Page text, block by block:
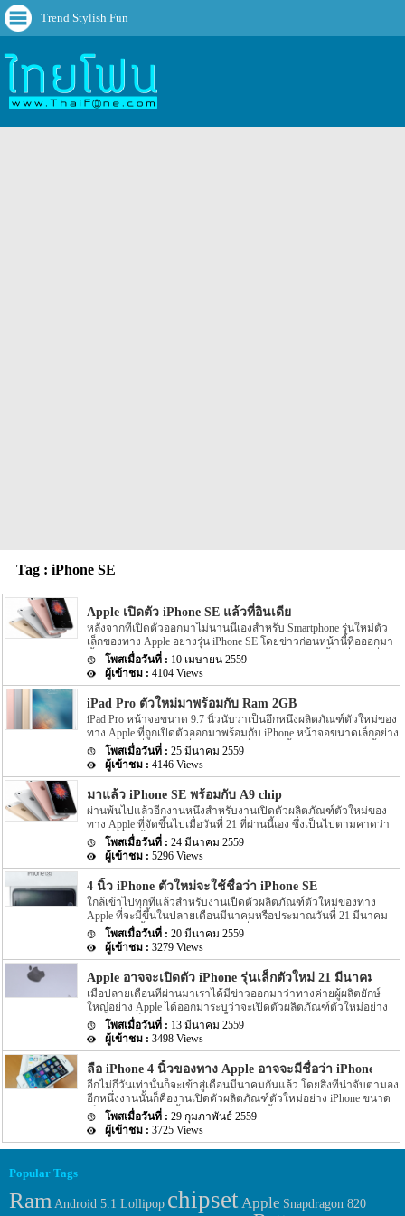
Trend Stylish Fun
Tag : iPhone SE
Apple เปิดตัว iPhone SE แล้วที่อินเดีย
หลังจากที่เปิดตัวออกมาไม่นานนี้เองสำหรับ Smartphone รุ่นใหม่ตัว
เล็กของทาง Apple อย่างรุ่น iPhone SE โดยข่าวก่อนหน้านี้ที่อออกมา
นั้นได้ระบุว่า กำหนดวางจำหน่าย iPhone SE รุ่นใหม่นี้จะเริ่มต้นที่
ประเทศอินเดียวเป็นประเทศแรก โดยกำหนดดังกล่าวก็ถือว่าตรงกับ
ตามที่ทาง Apple นั้นได้ระบุออกมาอย่างแน่ชัด โดยล่าสุดนั้น iPhone
SE รุ่นใหม่นี้ได้ถูกเปิดตัวเข้ามาที่ประเทศอินเดียอย่างเป็นทางการ
แล้ว สำหรับการสั่งซื้อ iPhone SE รุ่นใหม่นี้นั้นจะมีลูกค้าสามารถสั่งซื้อ
ทั้งที่เป็นการสั่งซื้อแบบ offline และ online โดยการสั่งซื้อแบบ online
นั้นจะเป็นการสั่งซื้อผ่านทาง 2 เว็บไซต์ตัวแทนจำหน่ายของประเทศ
อินเดียอย่าง Flipkart และ Infibeam นั้นเอง สำหรับราคาของตัวเครื่อง
นั้นจะมีราคาอยู่ที่ INR 39,000 ($585) หรือประมาณ 20,475 สำหรับรุ่น
ขนาดพื้นที่ภายในตัวเครื่องขนาด 16GB และราคาของตัวเครื่อง
ประมาณ INR 49,000 ($735) หรือแประมาณ 25,725 สำหรับรุ่นขนาด
พื้นที่ภายในตัวเครื่องขนาด 64GB สำหรับสีของตัวเครื่องจะมีให้เลือก
4 สีอย่าง […]
10 เมษายน 2559
4104 Views
iPad Pro ตัวใหม่มาพร้อมกับ Ram 2GB
iPad Pro หน้าจอขนาด 9.7 นิ้วนับว่าเป็นอึกหนึ่งผลิตภัณฑ์ตัวใหม่ของ
ทาง Apple ที่ถูกเปิดตัวออกมาพร้อมกับ iPhone หน้าจอขนาดเล็กอย่าง
iPhone SE เมื่องานวันที่ 21 มีนาคมที่ผ่านมานี้เอง โดยก่อนหน้านี้ได้มี
ข่าวต่างๆ เกี่ยวกับ iPad Pro รุ่นใหม่หน้าจอ 9.7 นิ้วตัวนี้ออกมา
มากมาย โดยข่าวต่างๆ นั้นก็เชื่อได้บ้าง ไม่ได้บ้าง แต่วันนี้เราจะพา
เพื่อนๆ ไปสรุป Spec ของ iPad Pro หน้าจอขนาด 9.7 นิ้ว ตัวใหม่นี้อย่าง
เป็นทางการกันนั้นเอง สำหรับ Spec ของ iPad Pro ตัวใหม่นี้จะมาพร้อม
กับหน้าจอขนาด 9.7 นิ้ว ซึ่งมีขนาดเล็กกว่ารุ่นก่อนหน้าอยู่ไม่มากนัก
โดยการแสดงผลของหน้าจอของ iPad Pro หน้าจอขนาด 9.7 นิ้วตัว
ใหม่นี้จะมาพร้อมกับการแสดงผลที่เป็นแบบ True Tone display ซึ่งให้
ความละเอียดของหน้าจอในการแสดงผลอยู่ที่ 2048 x […]
25 มีนาคม 2559
4146 Views
มาแล้ว iPhone SE พร้อมกับ A9 chip
ผ่านพ้นไปแล้วอีกงานหนึ่งสำหรับงานเปิดตัวผลิตภัณฑ์ตัวใหม่ของ
ทาง Apple ที่จัดขึ้นไปเมื่อวันที่ 21 ที่ผ่านนี้เอง ซึ่งเป็นไปตามคาดว่า
ทาง Apple นั้นเปิด 2 ผลิตภัณฑ์ตัวใหม่ออกมาอย่าง iPhone หน้าจอ
เล็กรุ่นใหม่นามว่า iPhone SE และ iPad รุ่นใหม่หน้าจอเล็กอย่าง iPad
Pro รุ่นหน้าจอ 9.7 นิ้วนั้นเอง แต่ในงานดังกล่าวผลิตภัณฑ์อย่าง
iPhone SE นั้นถือว่าเป็นรุ่นที่หลายๆ คนนั้นจับตามองเป็นอย่างมาก
เพราะก่อนหน้านี้มีข่าวต่างๆ เกี่ยวกับ iPhone SE หลุดออกมาหลายต่อ
หลายข่าวมาก ซึ่งก็มีทั้งเชื่อได้และเป็นข่าวลือบ้าง แต่ตอนนี้ iPhone
SE นี้ถูกเปิดตัวออกมาแล้วพร้อมกับ Spec แบบเต็มรูปแบบ โดยมีราย
ละเอียดดังนี้ สำหรับลักษณะการออกแบบของตัวเครื่องนั้นถือว่าเป็น
ข่าวที่หลุดออกมาหลายข่าวมากบ้างก็บอกว่าตัวเครื่องจะมีลักษณะที่
คล้ายกับรุ่นล่าสุดอย่าง iPhone 6 หรือ iPhone 6S บ้าง แต่ตัวเครื่องนั้น
มีลักษณะการออกแบบที่คล้ายกับ iPhone 5 และ 5s มาก เพียงแต่ Spec
ภายในตัวเครื่องมีการเปลี่ยนแปลงเท่านั้น […]
24 มีนาคม 2559
5296 Views
4 นิ้ว iPhone ตัวใหม่จะใช้ชื่อว่า iPhone SE
ใกล้เข้าไปทุกทีแล้วสำหรับงานเปืดตัวผลิตภัณฑ์ตัวใหม่ของทาง
Apple ที่จะมีขึ้นในปลายเดือนมีนาคมหรือประมาณวันที่ 21 มีนาคม
หรือวันพรุ่งนี้ตามเวลาในเมืองไทยนั่นเอง โดยงานดังกล่าวทาง Apple
นั้นจะเปิดตัว iPhone รุ่นเล็กหน้าจอ 4 นิ้วตัวใหม่พร้อมกับ iPad Pro
ขนาดเล็กกว่าเดิมเวอร์ชั่นใหม่ออกมานั่นเอง ซึ่งใกล้วันเปิดตัวเข้าไป
ทุกทีนั้นข่าวต่างๆ ก็อกมาให้เราสับสนกันทุกวัน โดยล่าสุดนั้นได้มีข่าว
ของ 4 นิ้ว iPhone ตัวใหม่ ออกมาให้เราทราบรายละเอียดกันอีกครั้ง
แล้ว สำหรับข่าวของ 4 นิ้ว iPhone ตัวใหม่นั้นได้ระบุว่าชื่อที่ใช้เรียกตัว
เครื่องว่า iPhone SE โดยก่อนหน้านี้ก็มีข่าวออกมาว่าชื่อรุ่นนั้นจะเป็น
iPhone 5se โดยข่าวดังกล่าวถือว่าเป็นที่น่าเชื่อถือได้เพราะชื่อ
codename นั้นไม่ได้ถูกเปิดเผยออกมาเพียงแค่คำพูดแต่เป็นรูป Spec
ของตัวเครื่อง โดยตรงเลยนั้นเอง จากรูปเราจะพบว่า Spec ของตัว
เครื่องระบุว่ามีขนาดพื้นที่ขนาด 16GB ซึ่งจะมีความแตกต่างจาก
iPhone รุ่นเล็กก่อนหน้าอย่าง iPhone 5c ที่มีขนาดพื้นที่เริ่มต้นที่ 8GB
เท่านั้น แต่หลายๆ สื่อต่างก็สงสัยกันว่าขนาดพื้นที่ของตัวเครื่องที่ให้
เลือกนั้นจะมีขนาด 32GB […]
20 มีนาคม 2559
3279 Views
Apple อาจจะเปิดตัว iPhone รุ่นเล็กตัวใหม่ 21 มีนาคมนี้
เมื่อปลายเดือนที่ผ่านมาเราได้มีข่าวออกมาว่าทางค่ายผู้ผลิตยักษ์
ใหญ่อย่าง Apple ได้ออกมาระบุว่าจะเปิดตัวผลิตภัณฑ์ตัวใหม่อย่าง
iPhone รุ่นเล็กหน้าจอขนาด 4 นิ้ว และ iPad Pro ตัวใหม่ออกมาใน
เดือนมีนาคมนี้นั้นเอง โดยข่าวแรกนั้นได้ระบุว่าทาง Apple นั้นจะจัด
งานเปิดตัวในประมาณวันที่ 15 มีนาคมที่จะถึงนี้ หลังจากนั้นไม่นานก็
มีข่าวออกมาอีก โดยรายละเอียดได้ระบุว่าทาง Apple นั้นจะจัดงาน
เปิดตัวในประมาณวันที่ 22 มีนาคม โดยรายละเอียดนั้นไม่มีการยืนยัน
โดยตรงจากทาง Apple แต่ล่าสุดนั้นทาง Apple นั้นก็ส่งบัตรเชิญ
สำหรับงานเปิดตัวผลิตภัณฑ์ดังกล่าวออกมา สำหรับบัตรเชิญที่ทาง
Apple ส่งออกมานั้นจะเป็นรูป โดยทางด้านล่างได้มีข้อความระบุุอก
มาว่า Let us loop you in โดยข้อความดังกล่าวอาจจะหมายความว่า
ทาง Apple จะจัดงานเปิดตัวออกมาในวันที่ 21 มีนาคมที่จะถึงนี้นั้นเอง
ถูกเปิดเผยออกมานั้นก็คือชื่อของ iPhone หน้าจอขนาด […]
13 มีนาคม 2559
3498 Views
ลือ iPhone 4 นิ้วของทาง Apple อาจจะมีชื่อว่า iPhone SE
อีกไม่กี่วันเท่านั้นก็จะเข้าสู่เดือนมีนาคมกันแล้ว โดยสิ่งที่น่าจับตามอง
อีกหนึ่งงานนั้นก็คืองานเปิดตัวผลิตภัณฑ์ตัวใหม่อย่าง iPhone ขนาด
เล็กของทาง Apple นั้นเอง โดยก่อนหน้านี้ได้มีข่าวต่างๆ ของ iPhone
รุ่นเล็กของทาง Apple ออกมาหลายต่อหลายข่าวมาก โดยสิ่งที่แฟนๆ
นั้นต่างก็อยากทราบกันนั้นคงหนีไม่พ้นชื่อที่ใช้เรียก iPhone รุ่นเล็กนี้
นั้นเอง โดยก่อนหน้านี้ได้มีข่าวเกี่ยวกับชื่อ iPhone ขนาด 4 นิ้วออกมา
ยืนยันจากทาง Apple โดยตรง แต่ล่าสุดนั้นกลับมีข่าวลือออกมาอีก
แล้ว โดยข่าวลือดังกล่าวที่ได้ถูกเปิดเผยออกมานั้น ได้ระบุว่า iPhone
29 กุมภาพันธ์ 2559
3725 Views
Popular Tags
Ram Android 5.1 Lollipop chipsetApple Snapdragon 820